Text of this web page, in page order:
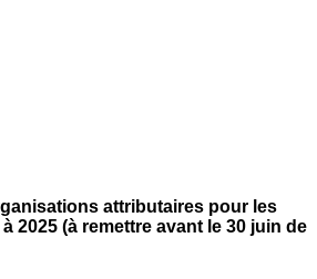
attributaires pour les
2025 (à remettre avant le 30 juin de